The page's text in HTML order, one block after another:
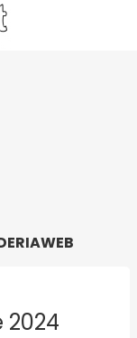
2024